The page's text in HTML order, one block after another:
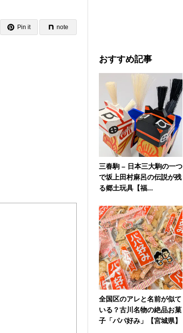
Pin it note
おすすめ記事
三春駒 – 日本三大駒の一つ
で坂上田村麻呂の伝説が残
る郷土玩具【福...
全国区のアレと名前が似て
いる？古川名物の絶品お菓
子「パパ好み」【宮城県】